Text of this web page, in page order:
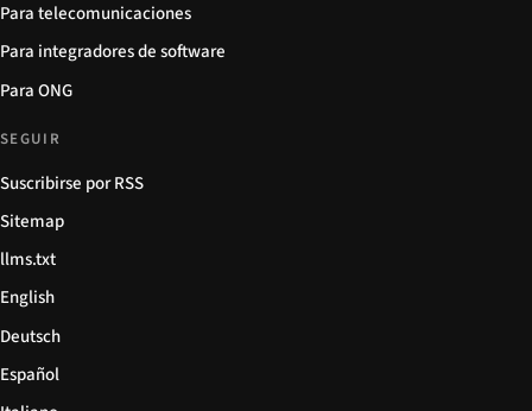
Para telecomunicaciones
Para integradores de software
Para ONG
SEGUIR
Suscribirse por RSS
Sitemap
llms.txt
English
Deutsch
Español